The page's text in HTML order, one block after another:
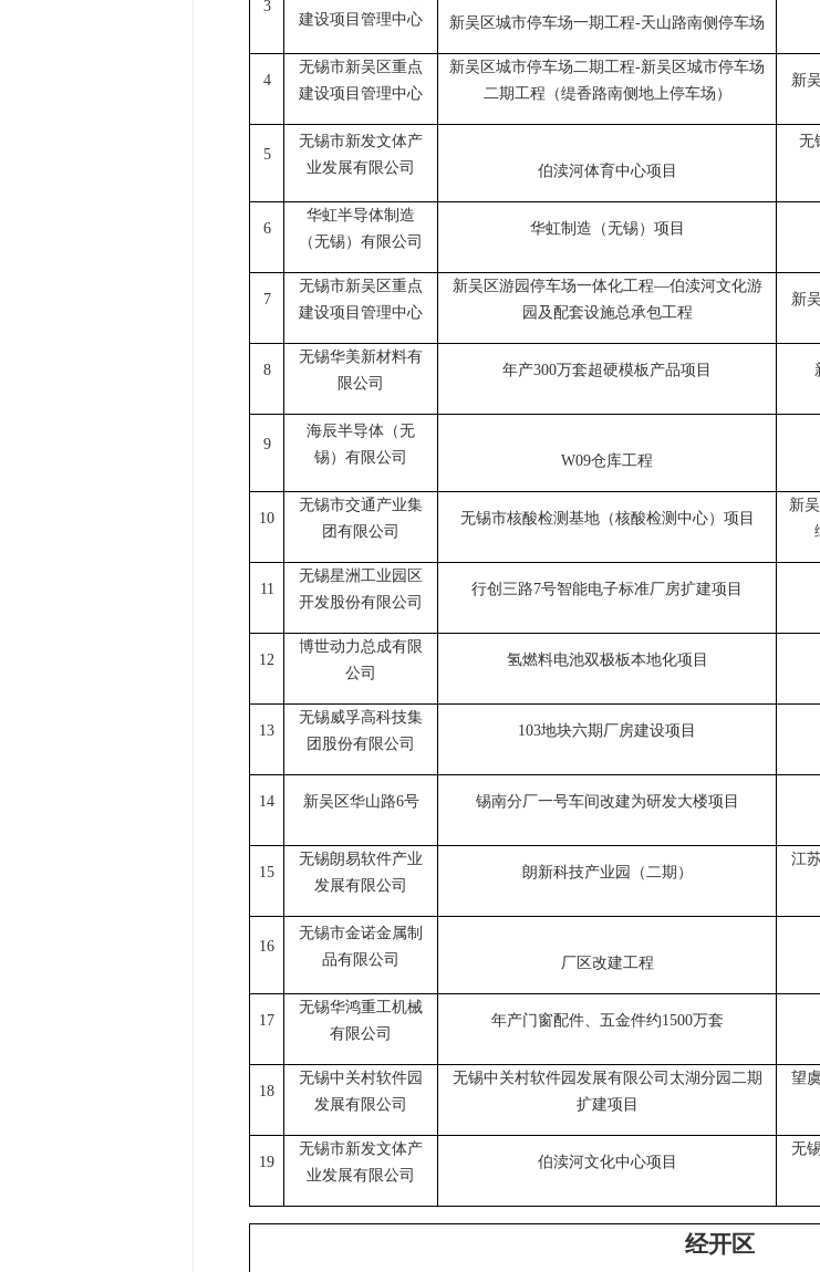
3
建设项目管理中心
新吴区城市停车场一期工程-天山路南侧停车场
4
无锡市新吴区重点
建设项目管理中心
新吴区城市停车场二期工程-新吴区城市停车场
二期工程（缇香路南侧地上停车场）
新
5
无锡市新发文体产
业发展有限公司
伯渎河体育中心项目
无
6
华虹半导体制造
（无锡）有限公司
华虹制造（无锡）项目
7
无锡市新吴区重点
建设项目管理中心
新吴区游园停车场一体化工程—伯渎河文化游
园及配套设施总承包工程
新
8
无锡华美新材料有
限公司
年产300万套超硬模板产品项目
9
海辰半导体（无
锡）有限公司
W09仓库工程
10
无锡市交通产业集
团有限公司
无锡市核酸检测基地（核酸检测中心）项目
新
11
无锡星洲工业园区
开发股份有限公司
行创三路7号智能电子标准厂房扩建项目
12
博世动力总成有限
公司
氢燃料电池双极板本地化项目
13
无锡威孚高科技集
团股份有限公司
103地块六期厂房建设项目
14 新吴区华山路6号 锡南分厂一号车间改建为研发大楼项目
15
无锡朗易软件产业
发展有限公司
朗新科技产业园（二期）
江
16
无锡市金诺金属制
品有限公司
厂区改建工程
17
无锡华鸿重工机械
有限公司
年产门窗配件、五金件约1500万套
18
无锡中关村软件园
发展有限公司
无锡中关村软件园发展有限公司太湖分园二期
扩建项目
望
19
无锡市新发文体产
业发展有限公司
伯渎河文化中心项目
无
经开区